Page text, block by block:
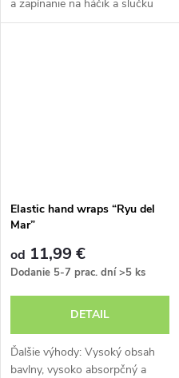
a zapínanie na háčik a slučku
Rôzne dĺžky pre individuálnu
Elastic hand wraps “Ryu del
Mar”
od 11,99 €
Dodanie 5-7 prac. dní>5 ks
DETAIL
Ďalšie výhody: Vysoký obsah
bavlny, vysoko absorpčný a